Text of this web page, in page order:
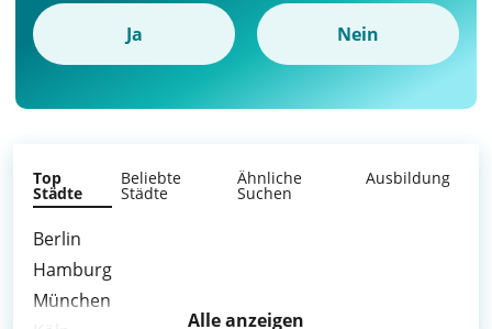
Ja Nein
Top
Städte
Beliebte
Städte
Ähnliche
Suchen
Ausbildung
Berlin
Hamburg
München
Alle anzeigen